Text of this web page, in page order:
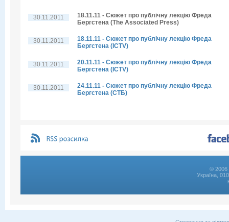
30.11.2011
18.11.11 - Сюжет про публічну лекцію Фреда
Бергстена (The Associated Press)
30.11.2011
18.11.11 - Сюжет про публічну лекцію Фреда
Бергстена (ICTV)
30.11.2011
20.11.11 - Сюжет про публічну лекцію Фреда
Бергстена (ICTV)
30.11.2011
24.11.11 - Сюжет про публічну лекцію Фреда
Бергстена (СТБ)
© 2006
Україна,